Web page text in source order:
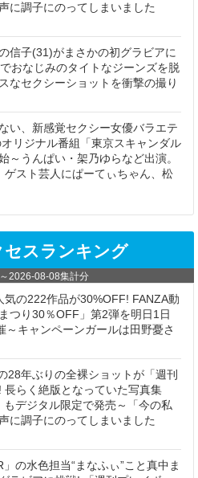
に調子にのってしまいました
信子(31)がまさかの初グラビアに
おなじみのタイトなジーンズを脱
なセクシーショットを衝撃の撮り
い、新感覚セクシー女優バラエテ
リジナル番組「東京スキャンダル
～うんぱい・架乃ゆらなど出演。
ゲスト芸人にぱーてぃちゃん、松
セスランキング
～2026-08-08集計分
気の222作品が30%OFF! FANZA動
つり30％OFF」第2弾を明日1日
～キャンペーンガールは田野憂さ
28年ぶりの全裸ショットが「週刊
長らく絶版となっていた写真集
もデジタル限定で発売～「今の私
に調子にのってしまいました
」の水色担当“まなふぃ”こと真中ま